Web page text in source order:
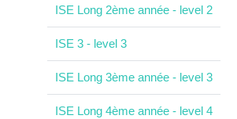
ISE Long 2ème année - level 2
ISE 3 - level 3
ISE Long 3ème année - level 3
ISE Long 4ème année - level 4